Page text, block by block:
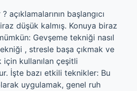
açıklamalarının başlangıcı
düşük kalmış. Konuya biraz
Gevşeme tekniği nasıl
, stresle başa çıkmak ve
kullanılan çeşitli
İşte bazı etkili teknikler: Bu
uygulamak, genel ruh